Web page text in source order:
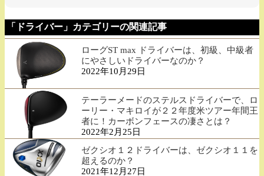
「ドライバー」カテゴリーの関連記事
ローグST max ドライバーは、初級、中級者
にやさしいドライバーなのか？
2022年10月29日
テーラーメードのステルスドライバーで、ロ
ーリー・マキロイが２２年度米ツアー年間王
者に！カーボンフェースの凄さとは？
2022年2月25日
ゼクシオ１２ドライバーは、ゼクシオ１１を
超えるのか？
2021年12月27日